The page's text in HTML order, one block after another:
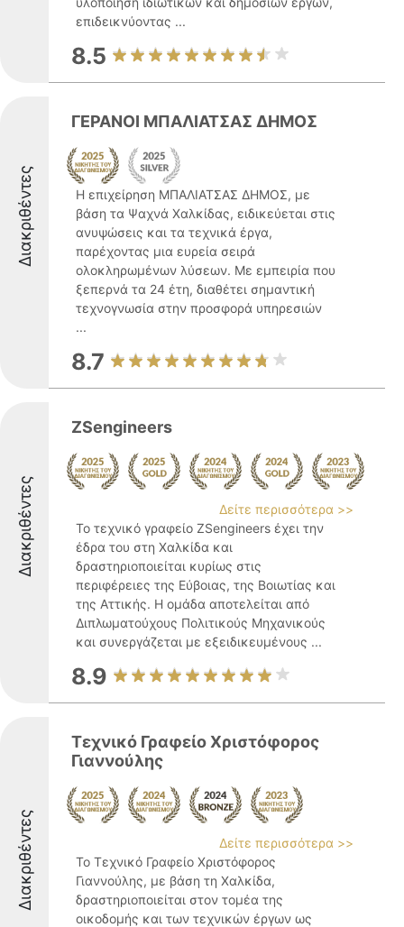
επιδεικνύοντας ...
8.5
Διακριθέντες
ΓΕΡΑΝΟΙ ΜΠΑΛΙΑΤΣΑΣ ΔΗΜΟΣ
Η επιχείρηση ΜΠΑΛΙΑΤΣΑΣ ΔΗΜΟΣ, με
βάση τα Ψαχνά Χαλκίδας, ειδικεύεται στις
ανυψώσεις και τα τεχνικά έργα,
παρέχοντας μια ευρεία σειρά
ολοκληρωμένων λύσεων. Με εμπειρία που
ξεπερνά τα 24 έτη, διαθέτει σημαντική
τεχνογνωσία στην προσφορά υπηρεσιών
...
8.7
Διακριθέντες
ZSengineers
Δείτε περισσότερα >>
Το τεχνικό γραφείο ZSengineers έχει την
έδρα του στη Χαλκίδα και
δραστηριοποιείται κυρίως στις
περιφέρειες της Εύβοιας, της Βοιωτίας και
της Αττικής. Η ομάδα αποτελείται από
Διπλωματούχους Πολιτικούς Μηχανικούς
και συνεργάζεται με εξειδικευμένους ...
8.9
Διακριθέντες
Τεχνικό Γραφείο Χριστόφορος
Γιαννούλης
Δείτε περισσότερα >>
Το Τεχνικό Γραφείο Χριστόφορος
Γιαννούλης, με βάση τη Χαλκίδα,
δραστηριοποιείται στον τομέα της
οικοδομής και των τεχνικών έργων ως